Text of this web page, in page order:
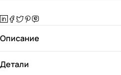
Описание
Детали